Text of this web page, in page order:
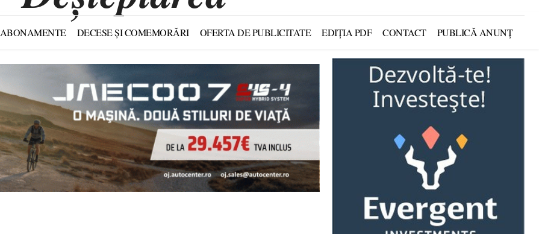
ABONAMENTE DECESE ȘI COMEMORĂRI OFERTA DE PUBLICITATE EDIȚIA PDF CONTACT PUBLICĂ ANUNȚ